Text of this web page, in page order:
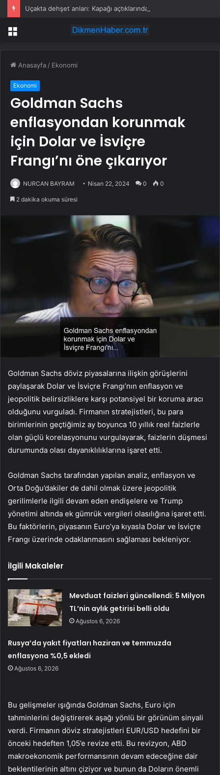
Menü
Anasayfa / Ekonomi
Ekonomi
Goldman Sachs
enflasyondan korunmak
için Dolar ve İsviçre
Frangı’nı öne çıkarıyor
NURCAN BAYRAM Nisan 22, 2024 0 0
2 dakika okuma süresi
Goldman Sachs döviz piyasalarına ilişkin görüşlerini
paylaşarak Dolar ve İsviçre Frangı’nın enflasyon ve
jeopolitik belirsizliklere karşı potansiyel bir koruma aracı
olduğunu vurguladı. Firmanın stratejistleri, bu para
birimlerinin geçtiğimiz ay boyunca 10 yıllık reel faizlerle
olan güçlü korelasyonunu vurgulayarak, faizlerin düşmesi
durumunda olası dayanıklılıklarına işaret etti.
Goldman Sachs tarafından yapılan analiz, enflasyon ve
Orta Doğu’dakiler de dahil olmak üzere jeopolitik
gerilimlerle ilgili devam eden endişelere ve Trump
yönetimi altında ek gümrük vergileri olasılığına işaret etti.
Bu faktörlerin, piyasanın Euro’ya kıyasla Dolar ve İsviçre
Frangı üzerinde odaklanmasını sağlaması bekleniyor.
İlgili Makaleler
Mevduat faizleri güncellendi: 5 Milyon
TL’nin aylık getirisi belli oldu
Ağustos 6, 2026
Rusya’da yakıt fiyatları haziran ve temmuzda
enflasyona %0,5 ekledi
Ağustos 6, 2026
Bu gelişmeler ışığında Goldman Sachs, Euro için
tahminlerini değiştirerek aşağı yönlü bir görünüm sinyali
verdi. Firmanın döviz stratejistleri EUR/USD hedefini bir
önceki hedeften 1,05’e revize etti. Bu revizyon, ABD
makroekonomik performansının devam edeceğine dair
beklentilerinin altını çiziyor ve bunun da Doların önemli